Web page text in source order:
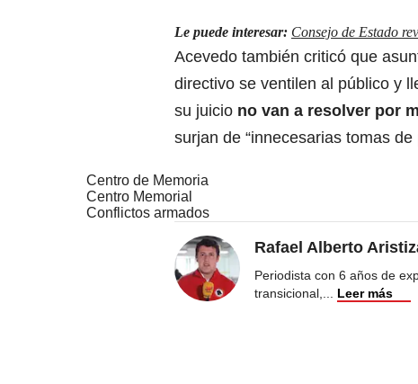
Le puede interesar: Consejo de Estado
Acevedo también criticó que
directivo se ventilen al público y
su juicio no van a resolver por
surjan de “innecesarias tomas de
Centro de Memoria
Centro Memorial
Conflictos armados
Rafael Alberto
Periodista con 6 años de
transicional,... Leer más